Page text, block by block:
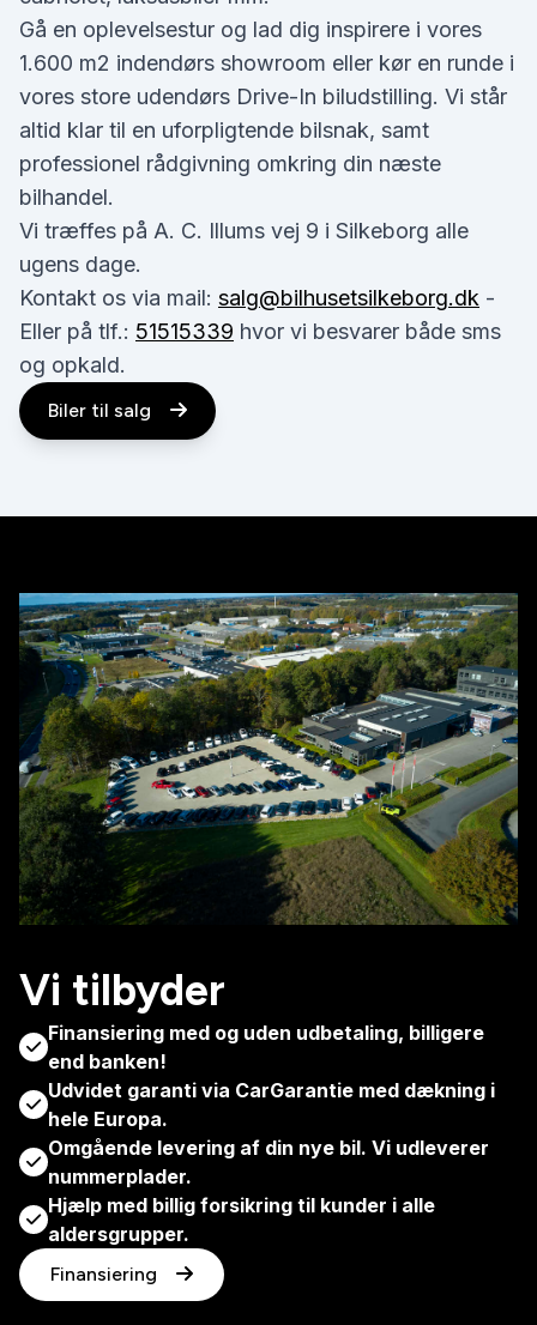
Gå en oplevelsestur og lad dig inspirere i vores
1.600 m2 indendørs showroom eller kør en runde i
vores store udendørs Drive-In biludstilling. Vi står
altid klar til en uforpligtende bilsnak, samt
professionel rådgivning omkring din næste
bilhandel.
Vi træffes på A. C. Illums vej 9 i Silkeborg alle
ugens dage.
Kontakt os via mail: salg@bilhusetsilkeborg.dk -
Eller på tlf.: 51515339 hvor vi besvarer både sms
og opkald.
Biler til salg
Vi tilbyder
Finansiering med og uden udbetaling, billigere
end banken!
Udvidet garanti via CarGarantie med dækning i
hele Europa.
Omgående levering af din nye bil. Vi udleverer
nummerplader.
Hjælp med billig forsikring til kunder i alle
aldersgrupper.
Finansiering